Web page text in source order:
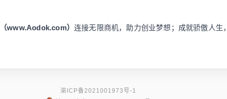
www.Aodok.com）连接无限商机，助力创业梦想；成就骄傲人生，
渝ICP备2021001973号-1